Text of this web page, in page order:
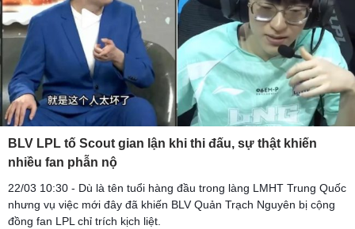
BLV LPL tố Scout gian lận khi thi đấu, sự thật khiến
nhiều fan phẫn nộ
22/03 10:30 - Dù là tên tuổi hàng đầu trong làng LMHT Trung Quốc
nhưng vụ việc mới đây đã khiến BLV Quản Trạch Nguyên bị cộng
đồng fan LPL chỉ trích kịch liệt.